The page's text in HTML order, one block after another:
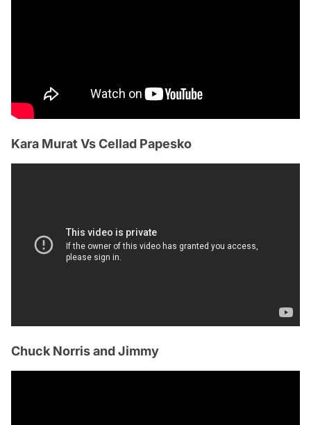
Kara Murat Vs Cellad Papesko
Chuck Norris and Jimmy